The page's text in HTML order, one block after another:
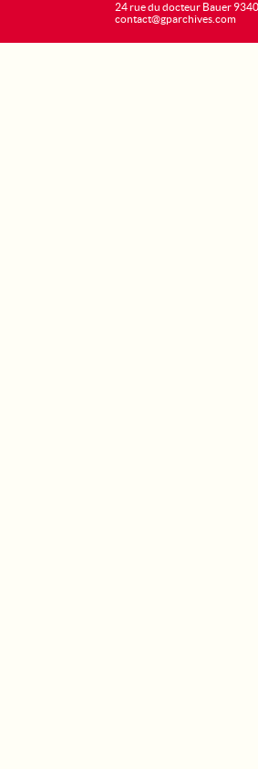
24 rue du docteur Bauer
contact@gparchives.com